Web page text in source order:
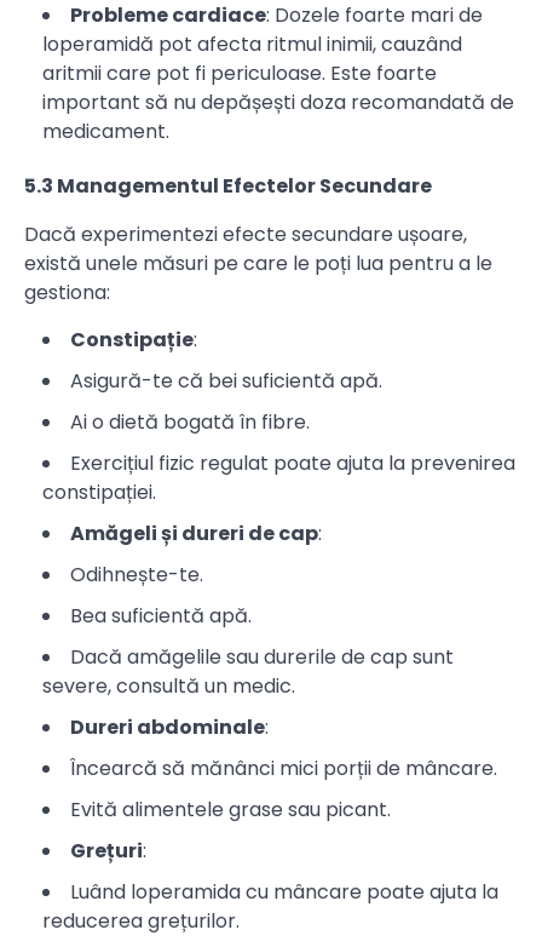
Probleme cardiace: Dozele foarte mari de
loperamidă pot afecta ritmul inimii, cauzând
aritmii care pot fi periculoase. Este foarte
important să nu depășești doza recomandată de
medicament.
5.3 Managementul Efectelor Secundare
Dacă experimentezi efecte secundare ușoare,
există unele măsuri pe care le poți lua pentru a le
gestiona:
Constipație:
Asigură-te că bei suficientă apă.
Ai o dietă bogată în fibre.
Exercițiul fizic regulat poate ajuta la prevenirea
constipației.
Amăgeli și dureri de cap:
Odihnește-te.
Bea suficientă apă.
Dacă amăgelile sau durerile de cap sunt
severe, consultă un medic.
Dureri abdominale:
Încearcă să mănânci mici porții de mâncare.
Evită alimentele grase sau picant.
Grețuri:
Luând loperamida cu mâncare poate ajuta la
reducerea grețurilor.